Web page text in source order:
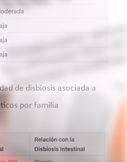
de disbiosis asociada a
por familia